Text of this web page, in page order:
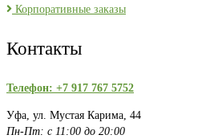
Корпоративные заказы
Контакты
Телефон: +7 917 767 5752
Уфа, ул. Мустая Карима, 44
Пн-Пт: с 11:00 до 20:00